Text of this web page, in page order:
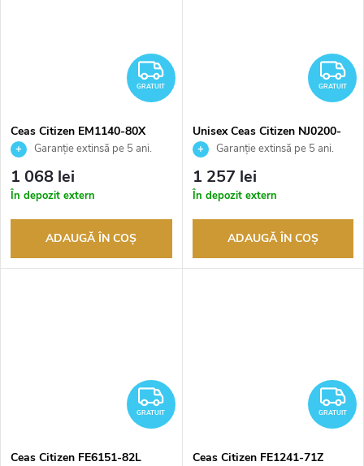
GRATUIT
GRATUIT
Ceas Citizen EM1140-80X
Garanție extinsă pe 5 ani.
Până la 100 de zile pentru
returnarea bunurilor. Vânzător
autorizat
1 068 lei
În depozit extern
ADAUGĂ ÎN COŞ
GRATUIT
Unisex Ceas Citizen NJ0200-
50L Garanție extinsă pe 5 ani.
Până la 100 de zile pentru
returnarea bunurilor. Vânzător
autorizat
1 257 lei
În depozit extern
ADAUGĂ ÎN COŞ
GRATUIT
GRATUIT
Ceas Citizen FE6151-82L
GRATUIT
Ceas Citizen FE1241-71Z